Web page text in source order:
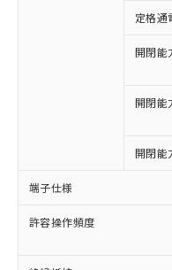
定格通
開閉能
開閉能
開閉能
端子仕様
許容操作頻度
以下の条件をお
ご利用ください
本サービ
商品の当
(税抜)を
当社制御
ことをご
在庫状況
記載して
タに基づ
対応予定なし：
非含有に非対応
定はありません
調査・確認中：
非含有の対応状
非該当品：ライ
害物質有無と関
仕入先様の事情
いたものが、含
むを得ず変更す
鉛(Pb) 1000ppm以
※1 中国
「○」：最大均
基準値以下であ
「×」：最大均
基準値を超えて
「－」：未確認
い合わせください
*中国RoHS10物質の
当社は、
為替およ
（以下｢規
または国
国政府の